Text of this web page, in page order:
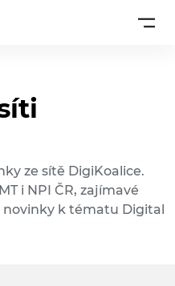
ze sítě DigiKoalice.
i NPI ČR, zajímavé
novinky k tématu Digital